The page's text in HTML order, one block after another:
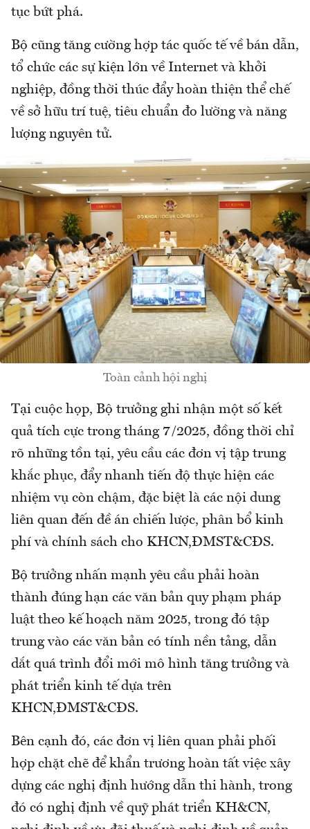
tục bứt phá.
Bộ cũng tăng cường hợp tác quốc tế về bán dẫn,
tổ chức các sự kiện lớn về Internet và khởi
nghiệp, đồng thời thúc đẩy hoàn thiện thể chế
về sở hữu trí tuệ, tiêu chuẩn đo lường và năng
lượng nguyên tử.
Toàn cảnh hội nghị
Tại cuộc họp, Bộ trưởng ghi nhận một số kết
quả tích cực trong tháng 7/2025, đồng thời chỉ
rõ những tồn tại, yêu cầu các đơn vị tập trung
khắc phục, đẩy nhanh tiến độ thực hiện các
nhiệm vụ còn chậm, đặc biệt là các nội dung
liên quan đến đề án chiến lược, phân bổ kinh
phí và chính sách cho KHCN,ĐMST&CĐS.
Bộ trưởng nhấn mạnh yêu cầu phải hoàn
thành đúng hạn các văn bản quy phạm pháp
luật theo kế hoạch năm 2025, trong đó tập
trung vào các văn bản có tính nền tảng, dẫn
dắt quá trình đổi mới mô hình tăng trưởng và
phát triển kinh tế dựa trên
KHCN,ĐMST&CĐS.
Bên cạnh đó, các đơn vị liên quan phải phối
hợp chặt chẽ để khẩn trương hoàn tất việc xây
dựng các nghị định hướng dẫn thi hành, trong
đó có nghị định về quỹ phát triển KH&CN,